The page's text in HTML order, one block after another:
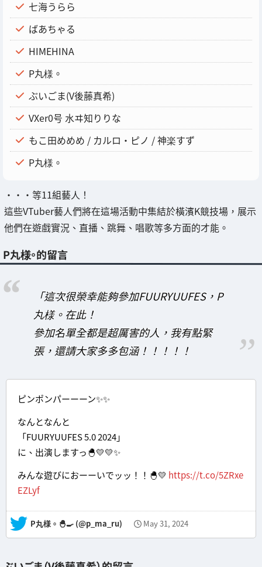
七海うらら
ばあちゃる
HIMEHINA
P丸様。
ぶいごま(V後藤真希)
VXer0号 水ヰ知りりな
もこ田めめめ / カルロ・ピノ / 神楽すず
P丸様。
・・・等11組藝人！
這些VTuber藝人們將在這場活動中集結於橫濱K競技場，展示
他們在遊戲實況、直播、跳舞、唱歌等多方面的才能。
P丸様。的留言
「這次很榮幸能夠參加FUURYUUFES，P
丸様。在此！
參加名單全都是超厲害的人，我有點緊
張，還請大家多多包涵！！！！！
ピンポンパーーーン✨✨
なんとなんと
「FUURYUUFES 5.0 2024」
に、出演しますっ🐣💛💛✨
みんな遊びにおーーいでッッ！！🐣💛 https://t.co/5ZRxe
EZLyf
— P丸様。🐣🍳 (@p_ma_ru) May 31, 2024